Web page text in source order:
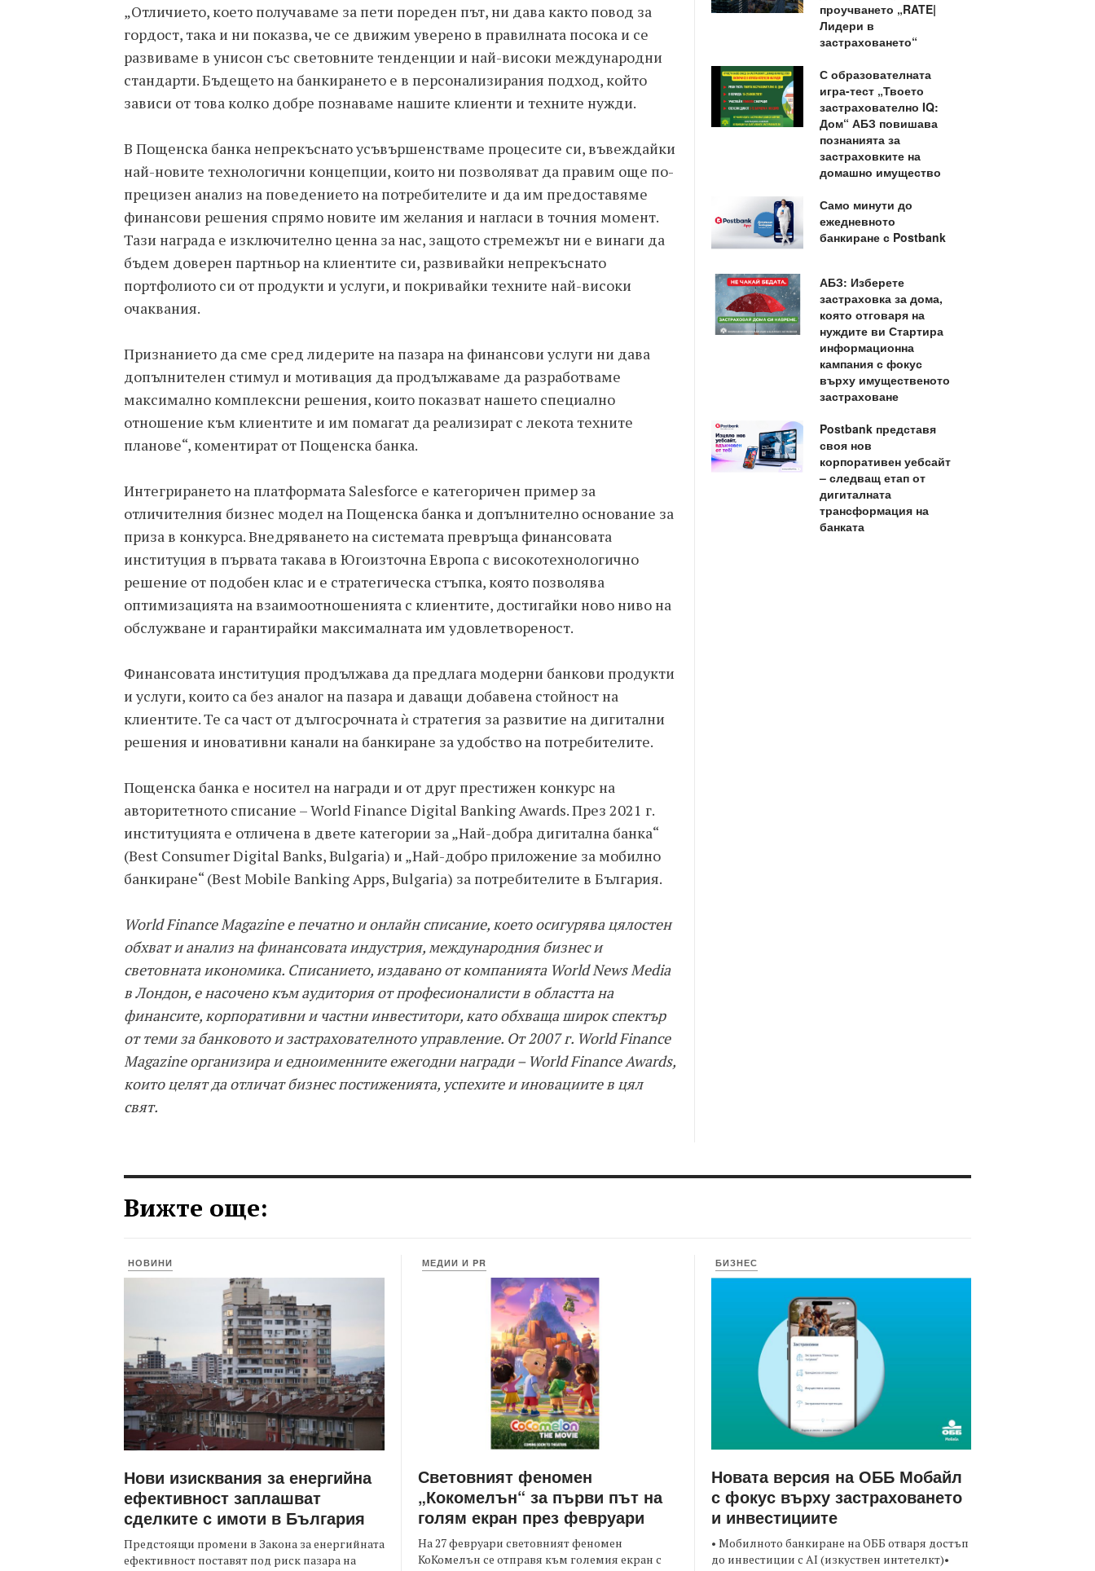
„Отличието, което получаваме за пети пореден път, ни дава както повод за
гордост, така и ни показва, че се движим уверено в правилната посока и се
развиваме в унисон със световните тенденции и най-високи международни
стандарти. Бъдещето на банкирането е в персонализирания подход, който
зависи от това колко добре познаваме нашите клиенти и техните нужди.
В Пощенска банка непрекъснато усъвършенстваме процесите си, въвеждайки
най-новите технологични концепции, които ни позволяват да правим още по-
прецизен анализ на поведението на потребителите и да им предоставяме
финансови решения спрямо новите им желания и нагласи в точния момент.
Тази награда е изключително ценна за нас, защото стремежът ни е винаги да
бъдем доверен партньор на клиентите си, развивайки непрекъснато
портфолиото си от продукти и услуги, и покривайки техните най-високи
очаквания.
Признанието да сме сред лидерите на пазара на финансови услуги ни дава
допълнителен стимул и мотивация да продължаваме да разработваме
максимално комплексни решения, които показват нашето специално
отношение към клиентите и им помагат да реализират с лекота техните
планове“, коментират от Пощенска банка.
Интегрирането на платформата Salesforce е категоричен пример за
отличителния бизнес модел на Пощенска банка и допълнително основание за
приза в конкурса. Внедряването на системата превръща финансовата
институция в първата такава в Югоизточна Европа с високотехнологично
решение от подобен клас и е стратегическа стъпка, която позволява
оптимизацията на взаимоотношенията с клиентите, достигайки ново ниво на
обслужване и гарантирайки максималната им удовлетвореност.
Финансовата институция продължава да предлага модерни банкови продукти
и услуги, които са без аналог на пазара и даващи добавена стойност на
клиентите. Те са част от дългосрочната ѝ стратегия за развитие на дигитални
решения и иновативни канали на банкиране за удобство на потребителите.
Пощенска банка е носител на награди и от друг престижен конкурс на
авторитетното списание – World Finance Digital Banking Awards. През 2021 г.
институцията е отличена в двете категории за „Най-добра дигитална банка“
(Best Consumer Digital Banks, Bulgaria) и „Най-добро приложение за мобилно
банкиране“ (Best Mobile Banking Apps, Bulgaria) за потребителите в България.
World Finance Magazine е печатно и онлайн списание, което осигурява цялостен
обхват и анализ на финансовата индустрия, международния бизнес и
световната икономика. Списанието, издавано от компанията World News Media
в Лондон, е насочено към аудитория от професионалисти в областта на
финансите, корпоративни и частни инвеститори, като обхваща широк спектър
от теми за банковото и застрахователното управление. От 2007 г. World Finance
Magazine организира и едноименните ежегодни награди – World Finance Awards,
които целят да отличат бизнес постиженията, успехите и иновациите в цял
свят.
проучването „RATE|
Лидери в
застраховането“
С образователната
игра-тест „Твоето
застрахователно IQ:
Дом“ АБЗ повишава
познанията за
застраховките на
домашно имущество
Само минути до
ежедневното
банкиране с Postbank
АБЗ: Изберете
застраховка за дома,
която отговаря на
нуждите ви Стартира
информационна
кампания с фокус
върху имущественото
застраховане
Postbank представя
своя нов
корпоративен уебсайт
– следващ етап от
дигиталната
трансформация на
банката
Вижте още:
НОВИНИ
Нови изисквания за енергийна
ефективност заплашват
сделките с имоти в България
Предстоящи промени в Закона за енергийната
ефективност поставят под риск пазара на
МЕДИИ И PR
Световният феномен
„Кокомелън“ за първи път на
голям екран през февруари
На 27 февруари световният феномен
КоКомелън се отправя към големия екран с
БИЗНЕС
Новата версия на ОББ Мобайл
с фокус върху застраховането
и инвестициите
• Мобилното банкиране на ОББ отваря достъп
до инвестиции с AI (изкуствен интетелкт)•